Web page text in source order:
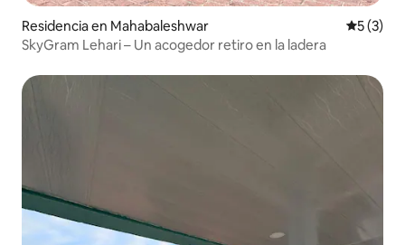
Residencia en Mahabaleshwar
5 (3)
SkyGram Lehari – Un acogedor retiro en la ladera